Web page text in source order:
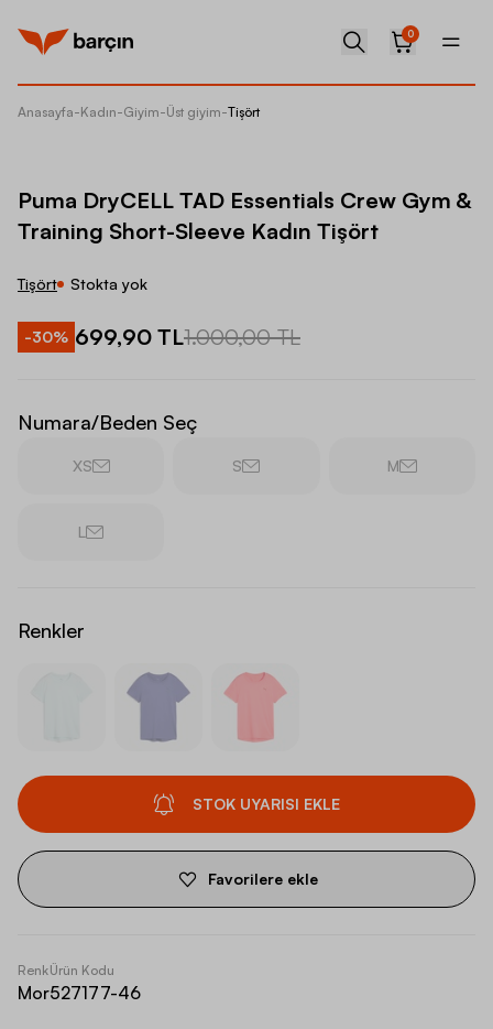
0
Anasayfa-Kadın-Giyim-Üst giyim-Tişört
Puma DryCELL TAD Essentials Crew Gym &
Training Short-Sleeve Kadın Tişört
Tişört Stokta yok
-30% 699,90 TL1.000,00 TL
Numara/Beden Seç
XS S M
L
Renkler
STOK UYARISI EKLE
Favorilere ekle
Renk
Mor
Ürün Kodu
527177-46